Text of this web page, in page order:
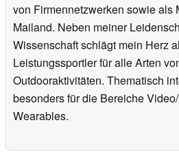
von Firmennetzwerken sowie als
Mailand. Neben meiner
Wissenschaft schlägt mein Herz
Leistungssportler für alle Arten
Outdooraktivitäten. Thematisch
besonders für die Bereiche
Wearables.